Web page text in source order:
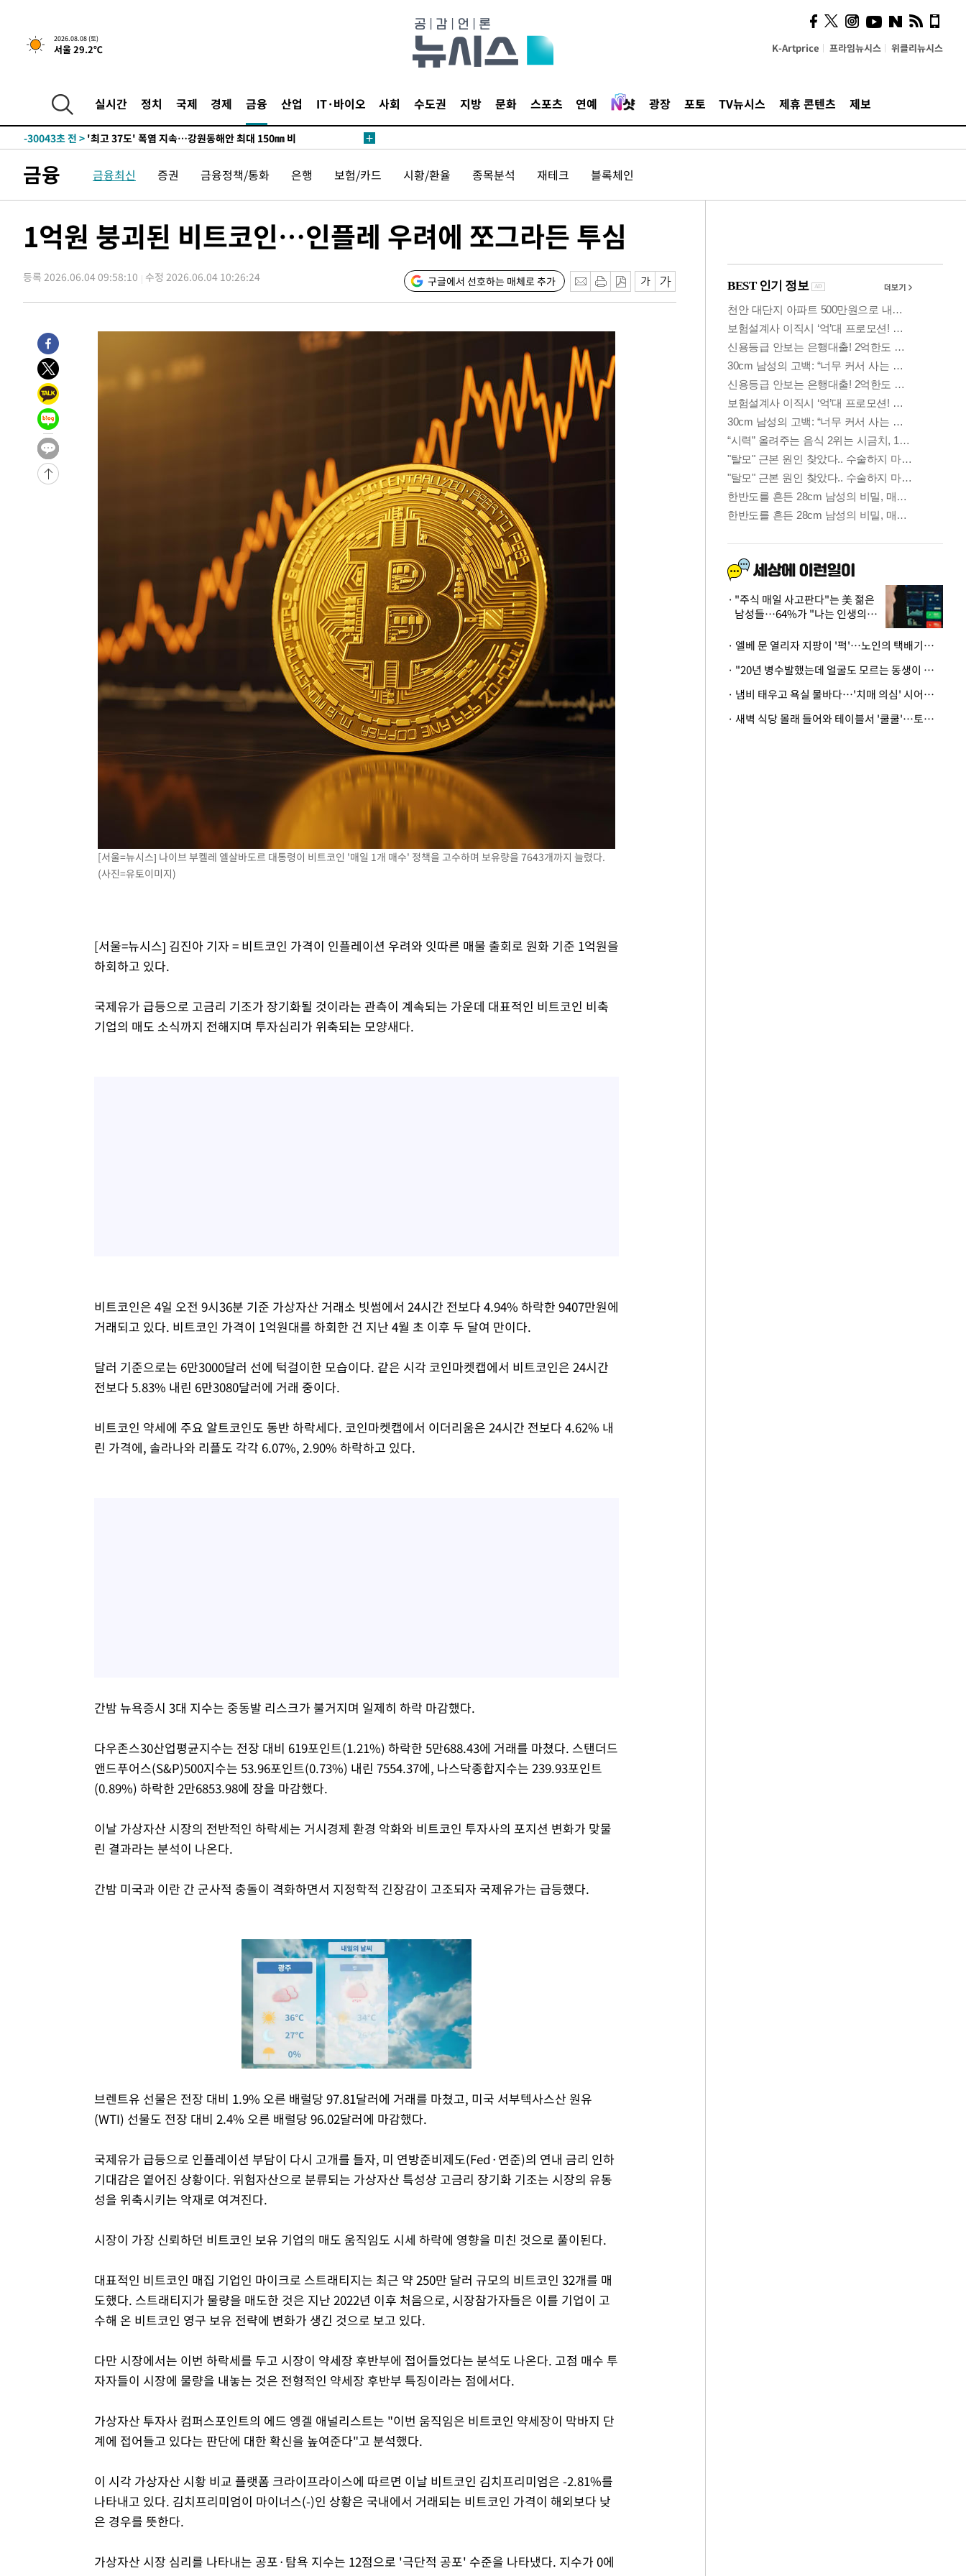
2026.08.08 (토)
서울 29.2℃ K-Artprice 프라임뉴시스 위클리뉴시스
실시간 정치 국제 경제 금융 산업 IT·바이오 사회 수도권 지방 문화 스포츠 연예 광장 포토 TV뉴시스 제휴 콘텐츠 제보
-23189초 전 >
[속보]뉴욕증시 상승 마감…S&P 0.6% 나스닥 1.3%↑
-30043초 전 >
-23169초 전 > [속보]뉴욕증시 상승 마감…S&P 0.6% 나스닥 1.3%↑
-23189초 전 >
[속보]뉴욕증시 상승 마감…S&P 0.6% 나스닥 1.3%↑
금융 금융최신 증권 금융정책/통화 은행 보험/카드 시황/환율 종목분석 재테크 블록체인
1억원 붕괴된 비트코인…인플레 우려에 쪼그라든 투심
등록 2026.06.04 09:58:10 수정 2026.06.04 10:26:24 구글에서 선호하는 매체로 추가
[서울=뉴시스] 나이브 부켈레 엘살바도르 대통령이 비트코인 '매일 1개 매수' 정책을 고수하며 보유량을 7643개까지 늘렸다.
(사진=유토이미지)
[서울=뉴시스] 김진아 기자 = 비트코인 가격이 인플레이션 우려와 잇따른 매물 출회로 원화 기준 1억원을
하회하고 있다.
국제유가 급등으로 고금리 기조가 장기화될 것이라는 관측이 계속되는 가운데 대표적인 비트코인 비축
기업의 매도 소식까지 전해지며 투자심리가 위축되는 모양새다.
비트코인은 4일 오전 9시36분 기준 가상자산 거래소 빗썸에서 24시간 전보다 4.94% 하락한 9407만원에
거래되고 있다. 비트코인 가격이 1억원대를 하회한 건 지난 4월 초 이후 두 달여 만이다.
달러 기준으로는 6만3000달러 선에 턱걸이한 모습이다. 같은 시각 코인마켓캡에서 비트코인은 24시간
전보다 5.83% 내린 6만3080달러에 거래 중이다.
비트코인 약세에 주요 알트코인도 동반 하락세다. 코인마켓캡에서 이더리움은 24시간 전보다 4.62% 내
린 가격에, 솔라나와 리플도 각각 6.07%, 2.90% 하락하고 있다.
간밤 뉴욕증시 3대 지수는 중동발 리스크가 불거지며 일제히 하락 마감했다.
다우존스30산업평균지수는 전장 대비 619포인트(1.21%) 하락한 5만688.43에 거래를 마쳤다. 스탠더드
앤드푸어스(S&P)500지수는 53.96포인트(0.73%) 내린 7554.37에, 나스닥종합지수는 239.93포인트
(0.89%) 하락한 2만6853.98에 장을 마감했다.
이날 가상자산 시장의 전반적인 하락세는 거시경제 환경 악화와 비트코인 투자사의 포지션 변화가 맞물
린 결과라는 분석이 나온다.
간밤 미국과 이란 간 군사적 충돌이 격화하면서 지정학적 긴장감이 고조되자 국제유가는 급등했다.
Mute
브렌트유 선물은 전장 대비 1.9% 오른 배럴당 97.81달러에 거래를 마쳤고, 미국 서부텍사스산 원유
(WTI) 선물도 전장 대비 2.4% 오른 배럴당 96.02달러에 마감했다.
국제유가 급등으로 인플레이션 부담이 다시 고개를 들자, 미 연방준비제도(Fed·연준)의 연내 금리 인하
기대감은 옅어진 상황이다. 위험자산으로 분류되는 가상자산 특성상 고금리 장기화 기조는 시장의 유동
성을 위축시키는 악재로 여겨진다.
시장이 가장 신뢰하던 비트코인 보유 기업의 매도 움직임도 시세 하락에 영향을 미친 것으로 풀이된다.
대표적인 비트코인 매집 기업인 마이크로 스트래티지는 최근 약 250만 달러 규모의 비트코인 32개를 매
도했다. 스트래티지가 물량을 매도한 것은 지난 2022년 이후 처음으로, 시장참가자들은 이를 기업이 고
수해 온 비트코인 영구 보유 전략에 변화가 생긴 것으로 보고 있다.
다만 시장에서는 이번 하락세를 두고 시장이 약세장 후반부에 접어들었다는 분석도 나온다. 고점 매수 투
자자들이 시장에 물량을 내놓는 것은 전형적인 약세장 후반부 특징이라는 점에서다.
가상자산 투자사 컴퍼스포인트의 에드 엥겔 애널리스트는 "이번 움직임은 비트코인 약세장이 막바지 단
계에 접어들고 있다는 판단에 대한 확신을 높여준다"고 분석했다.
이 시각 가상자산 시황 비교 플랫폼 크라이프라이스에 따르면 이날 비트코인 김치프리미엄은 -2.81%를
나타내고 있다. 김치프리미엄이 마이너스(-)인 상황은 국내에서 거래되는 비트코인 가격이 해외보다 낮
은 경우를 뜻한다.
가상자산 시장 심리를 나타내는 공포·탐욕 지수는 12점으로 '극단적 공포' 수준을 나타냈다. 지수가 0에
시, 스마트폰 액세서리에
NFC 더했다
"주식 매일 사고판다"는 美 젊은
남성들…64%가 "나는 인생의
· 엘베 문 열리자 지팡이 '퍽'…노인의 택배기사 폭행 이유
· "20년 병수발했는데 얼굴도 모르는 동생이 유산 절반을"…배다른 형제 상속권 있을까
· 냄비 태우고 욕실 물바다…'치매 의심' 시어머니 검사 권유했다가 '날벼락'
· 새벽 식당 몰래 들어와 테이블서 '쿨쿨'…토사물 남기고 사라진 남성